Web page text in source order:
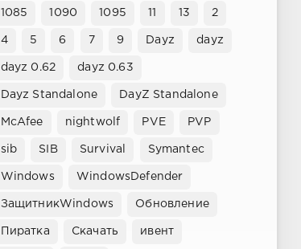
1085 1090 1095 11 13 2
4 5 6 7 9 Dayz dayz
dayz 0.62 dayz 0.63
Dayz Standalone DayZ Standalone
McAfee nightwolf PVE PVP
sib SIB Survival Symantec
Windows WindowsDefender
ЗащитникWindows Обновление
Пиратка Скачать ивент